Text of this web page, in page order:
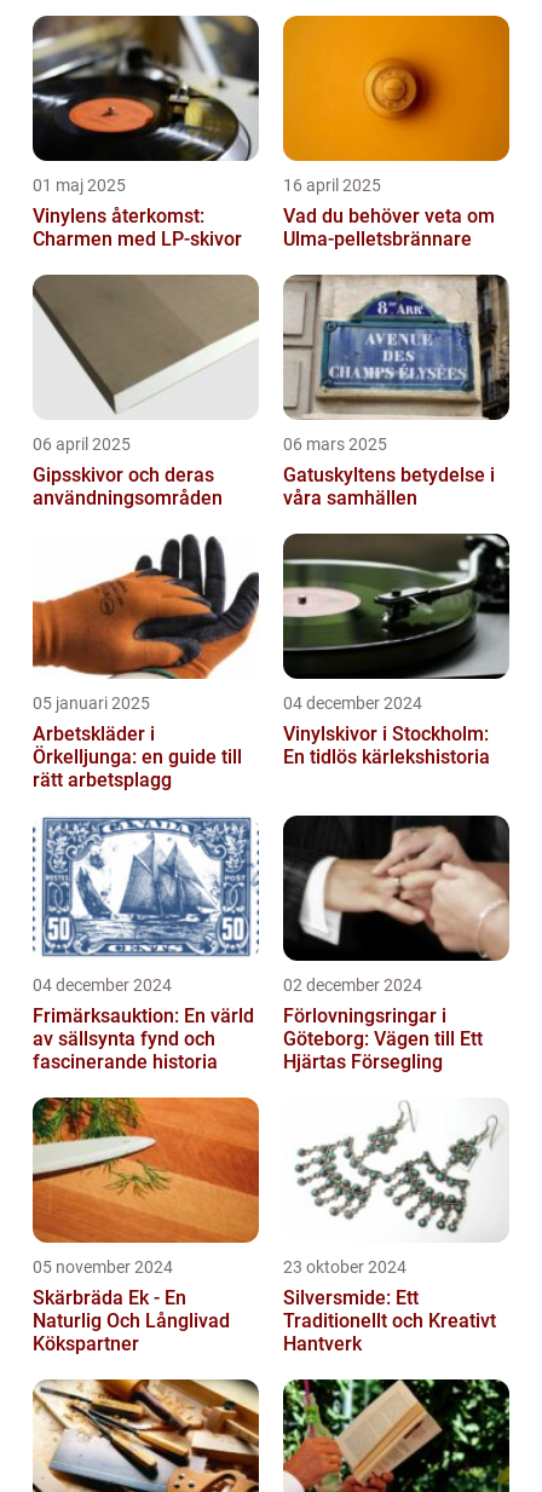
01 maj 2025
Vinylens återkomst:
Charmen med LP-skivor
16 april 2025
Vad du behöver veta om
Ulma-pelletsbrännare
06 april 2025
Gipsskivor och deras
användningsområden
06 mars 2025
Gatuskyltens betydelse i
våra samhällen
05 januari 2025
Arbetskläder i
Örkelljunga: en guide till
rätt arbetsplagg
04 december 2024
Vinylskivor i Stockholm:
En tidlös kärlekshistoria
04 december 2024
Frimärksauktion: En värld
av sällsynta fynd och
fascinerande historia
02 december 2024
Förlovningsringar i
Göteborg: Vägen till Ett
Hjärtas Försegling
05 november 2024
Skärbräda Ek - En
Naturlig Och Långlivad
Kökspartner
23 oktober 2024
Silversmide: Ett
Traditionellt och Kreativt
Hantverk